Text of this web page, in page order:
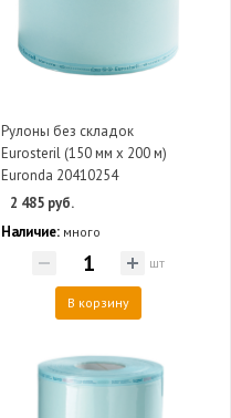
Рулоны без складок
Eurosteril (150 мм х 200 м)
Euronda 20410254
2 485 руб.
Наличие: много
шт
В корзину